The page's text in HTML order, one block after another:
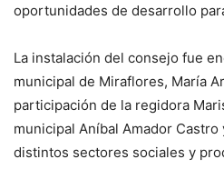
oportunidades de desarrollo
La instalación del consejo fue
municipal de Miraflores, María
participación de la regidora
municipal Aníbal Amador
distintos sectores sociales y